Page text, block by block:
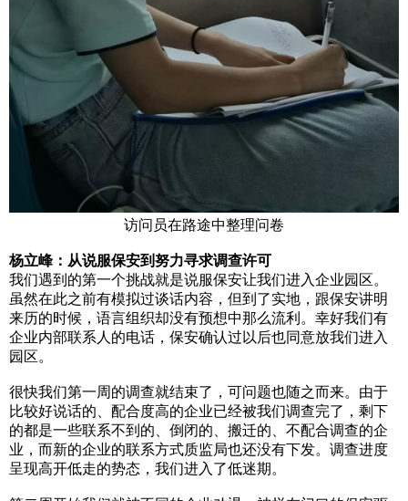
访问员在路途中整理问卷
杨立峰：从说服保安到努力寻求调查许可
我们遇到的第一个挑战就是说服保安让我们进入企业园区。
虽然在此之前有模拟过谈话内容，但到了实地，跟保安讲明
来历的时候，语言组织却没有预想中那么流利。幸好我们有
企业内部联系人的电话，保安确认过以后也同意放我们进入
园区。
很快我们第一周的调查就结束了，可问题也随之而来。由于
比较好说话的、配合度高的企业已经被我们调查完了，剩下
的都是一些联系不到的、倒闭的、搬迁的、不配合调查的企
业，而新的企业的联系方式质监局也还没有下发。调查进度
呈现高开低走的势态，我们进入了低迷期。